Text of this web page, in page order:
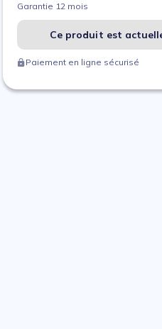
Garantie 12 mois
Ce produit est
Paiement en ligne sécurisé